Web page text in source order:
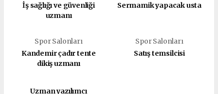
İş sağlığı ve güvenliği
uzmanı
Sermamik yapacak usta
Spor Salonları
Kandemir çadır tente
dikiş uzmanı
Spor Salonları
Satış temsilcisi
Uzman yazılımcı